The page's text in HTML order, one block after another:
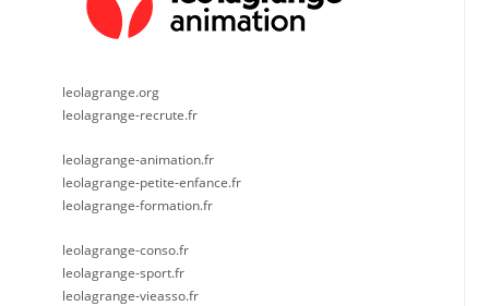
leolagrange.org
leolagrange-recrute.fr
leolagrange-animation.fr
leolagrange-petite-enfance.fr
leolagrange-formation.fr
leolagrange-conso.fr
leolagrange-sport.fr
leolagrange-vieasso.fr